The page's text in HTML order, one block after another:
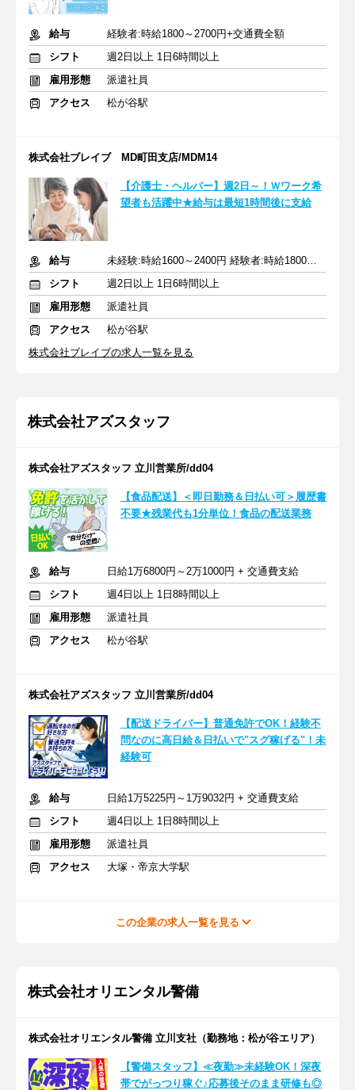
給与
経験者:時給1800～2700円+交通費全額
シフト
週2日以上 1日6時間以上
雇用形態
派遣社員
アクセス
松が谷駅
株式会社ブレイブ MD町田支店/MDM14
【介護士・ヘルパー】週2日～！Ｗワーク希
望者も活躍中★給与は最短1時間後に支給
給与
未経験:時給1600～2400円 経験者:時給1800～2700円+交通費全額
シフト
週2日以上 1日6時間以上
雇用形態
派遣社員
アクセス
松が谷駅
株式会社ブレイブの求人一覧を見る
株式会社アズスタッフ
株式会社アズスタッフ 立川営業所/dd04
【食品配送】＜即日勤務＆日払い可＞履歴書
不要★残業代も1分単位！食品の配送業務
給与
日給1万6800円～2万1000円 + 交通費支給
シフト
週4日以上 1日8時間以上
雇用形態
派遣社員
アクセス
松が谷駅
株式会社アズスタッフ 立川営業所/dd04
【配送ドライバー】普通免許でOK！経験不
問なのに高日給＆日払いで"スグ稼げる"！未
経験可
給与
日給1万5225円～1万9032円 + 交通費支給
シフト
週4日以上 1日8時間以上
雇用形態
派遣社員
アクセス
大塚・帝京大学駅
この企業の求人一覧を見る
株式会社オリエンタル警備
株式会社オリエンタル警備 立川支社（勤務地：松が谷エリア）
【警備スタッフ】≪夜勤≫未経験OK！深夜
帯でがっつり稼ぐ♪応募後そのまま研修も◎